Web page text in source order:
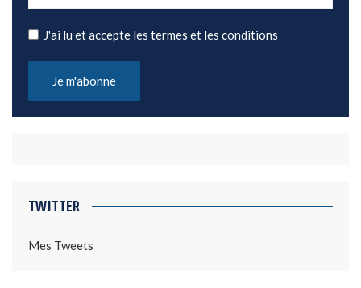
J'ai lu et accepte les termes et les conditions
TWITTER
Mes Tweets